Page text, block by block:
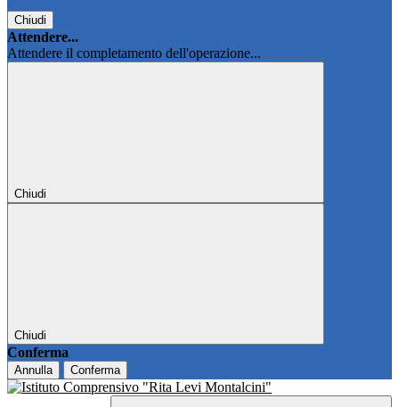
Chiudi
Attendere...
Attendere il completamento dell'operazione...
Chiudi
Chiudi
Conferma
Annulla Conferma